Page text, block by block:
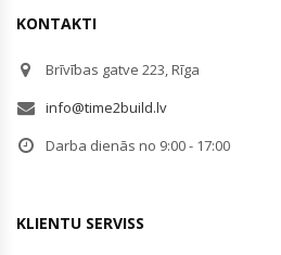
KONTAKTI
Brīvības gatve 223, Rīga
info@time2build.lv
Darba dienās no 9:00 - 17:00
KLIENTU SERVISS